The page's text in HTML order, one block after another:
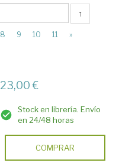
↑
8 9 10 11 »
23,00 €
Stock en librería. Envío
en 24/48 horas
COMPRAR